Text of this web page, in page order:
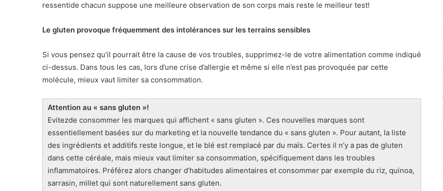
ressentide chacun suppose une meilleure observation de son corps mais reste le meilleur test!
Le gluten provoque fréquemment des intolérances sur les terrains sensibles
Si vous pensez qu’il pourrait être la cause de vos troubles, supprimez-le de votre alimentation comme indiqué
ci-dessus. Dans tous les cas, lors d’une crise d’allergie et même si elle n’est pas provoquée par cette
molécule, mieux vaut limiter sa consommation.
Attention au « sans gluten »!
Evitezde consommer les marques qui affichent « sans gluten ». Ces nouvelles marques sont
essentiellement basées sur du marketing et la nouvelle tendance du « sans gluten ». Pour autant, la liste
des ingrédients et additifs reste longue, et le blé est remplacé par du maïs. Certes il n’y a pas de gluten
dans cette céréale, mais mieux vaut limiter sa consommation, spécifiquement dans les troubles
inflammatoires. Préférez alors changer d’habitudes alimentaires et consommer par exemple du riz, quinoa,
sarrasin, millet qui sont naturellement sans gluten.